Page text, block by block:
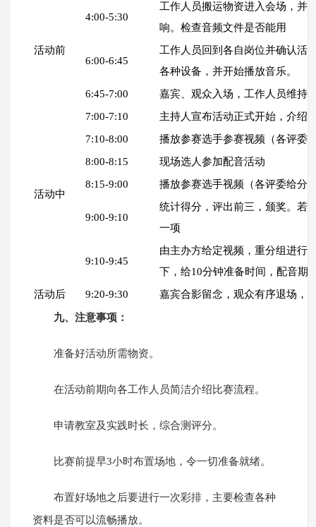
活动前
4:00-5:30
工作人员搬运物资进入会场，并
响。检查音频文件是否能用
6:00-6:45
工作人员回到各自岗位并确认活
各种设备，并开始播放音乐。
6:45-7:00
嘉宾、观众入场，工作人员维持
活动中
7:00-7:10
主持人宣布活动正式开始，介绍
7:10-8:00
播放参赛选手参赛视频（各评委
8:00-8:15
现场选人参加配音活动
8:15-9:00
播放参赛选手视频（各评委给分
9:00-9:10
统计得分，评出前三，颁奖。若
一项
9:10-9:45
由主办方给定视频，重分组进行
下，给10分钟准备时间，配音期
活动后
9:20-9:30 嘉宾合影留念，观众有序退场，
九、注意事项：
准备好活动所需物资。
在活动前期向各工作人员简洁介绍比赛流程。
申请教室及实践时长，综合测评分。
比赛前提早3小时布置场地，令一切准备就绪。
布置好场地之后要进行一次彩排，主要检查各种
资料是否可以流畅播放。